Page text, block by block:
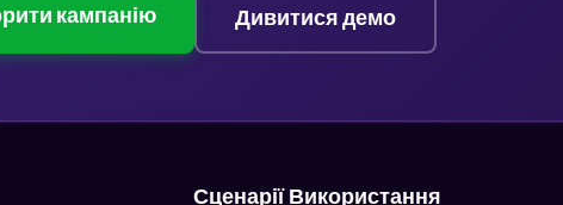
кампанію Дивитися демо
Сценарії Використання